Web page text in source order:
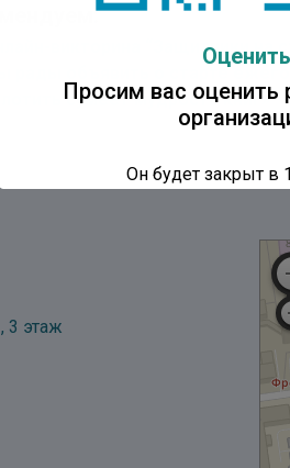
викторина “Защитники на
рады объявить о старте
сумеет мудрость книг»
3 этаж
Оценить
Просим вас оценить
Он будет закрыт в